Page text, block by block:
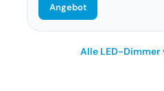
Angebot
Alle LED-